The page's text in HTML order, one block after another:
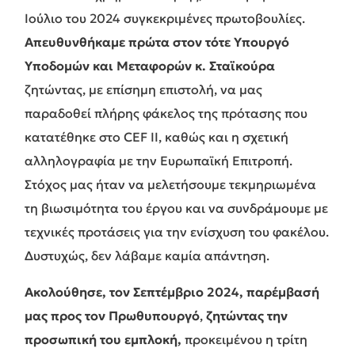
Ιούλιο του 2024 συγκεκριμένες πρωτοβουλίες.
Απευθυνθήκαμε πρώτα στον τότε Υπουργό
Υποδομών και Μεταφορών κ. Σταϊκούρα
ζητώντας, με επίσημη επιστολή, να μας
παραδοθεί πλήρης φάκελος της πρότασης που
κατατέθηκε στο CEF II, καθώς και η σχετική
αλληλογραφία με την Ευρωπαϊκή Επιτροπή.
Στόχος μας ήταν να μελετήσουμε τεκμηριωμένα
τη βιωσιμότητα του έργου και να συνδράμουμε με
τεχνικές προτάσεις για την ενίσχυση του φακέλου.
Δυστυχώς, δεν λάβαμε καμία απάντηση.
Ακολούθησε, τον Σεπτέμβριο 2024, παρέμβασή
μας προς τον Πρωθυπουργό, ζητώντας την
προσωπική του εμπλοκή, προκειμένου η τρίτη